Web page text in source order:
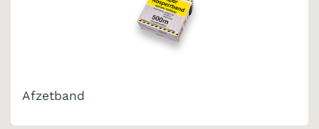
Afzetband